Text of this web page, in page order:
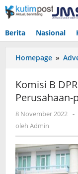
Lewati
ke
Berita Nasional
Homepage »
Komisi B
Perusahaan-
8 November 2022 -
oleh Admin